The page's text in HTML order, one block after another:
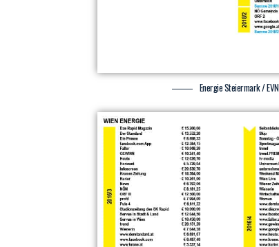
Energie Steiermark / EVN